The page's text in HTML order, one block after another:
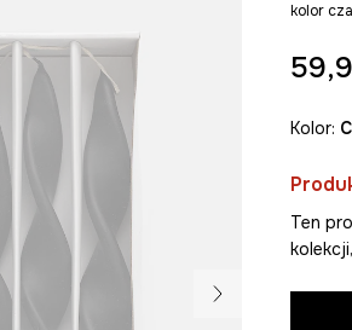
kolor
Kolor:
Ten